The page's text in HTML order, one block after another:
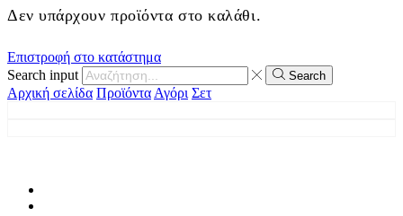
Δεν υπάρχουν προϊόντα στο καλάθι.
Επιστροφή στο κατάστημα
Search input
Search
Αρχική σελίδα ΠροϊόνταΑγόρι Σετ